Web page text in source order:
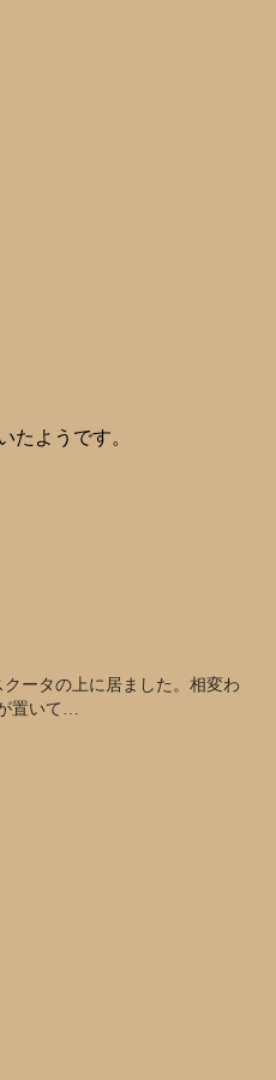
たようです。
ータの上に居ました。相変わ
置いて…